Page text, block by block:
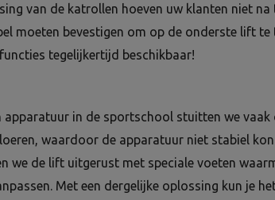
van de katrollen hoeven uw klanten niet na
moeten bevestigen om op de onderste lift te
tegelijkertijd beschikbaar!
apparatuur in de sportschool stuitten we vaak
waardoor de apparatuur niet stabiel
we de lift uitgerust met speciale voeten
Met een dergelijke oplossing kun je